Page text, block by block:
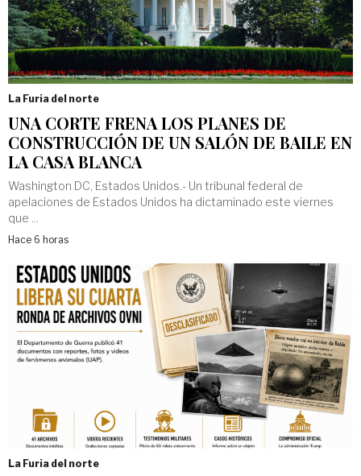
La Furia del norte
UNA CORTE FRENA LOS PLANES DE
CONSTRUCCIÓN DE UN SALÓN DE BAILE EN
LA CASA BLANCA
Washington DC, Estados Unidos.- Un tribunal federal de
apelaciones de Estados Unidos ha dictaminado este viernes
que ...
Hace 6 horas
La Furia del norte